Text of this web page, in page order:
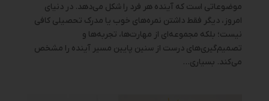
موضوعاتی است که آینده هر فرد را شکل می‌دهد. در دنیای
امروز، دیگر فقط داشتن نمره‌های خوب یا مدرک تحصیلی کافی
نیست؛ بلکه مجموعه‌ای از مهارت‌ها، تجربه‌ها و
تصمیم‌گیری‌های درست از سنین پایین مسیر آینده را مشخص
می‌کند. بسیاری...